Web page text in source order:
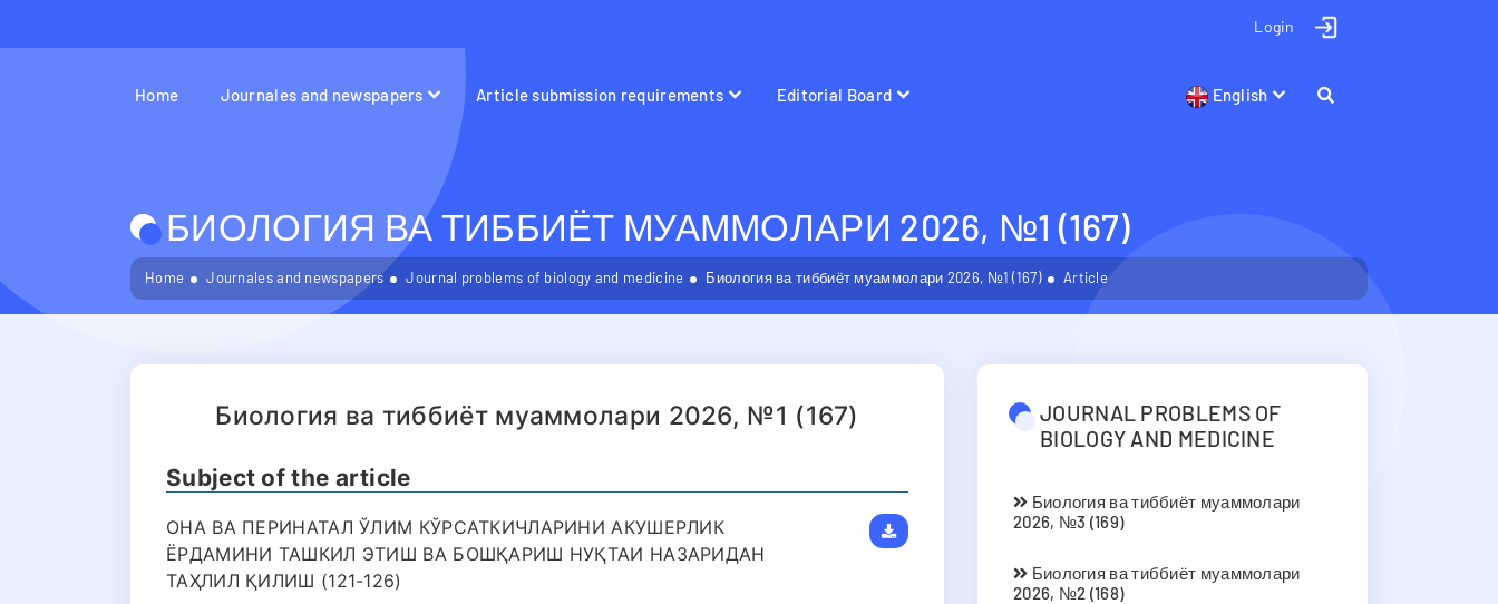
Login
Home Journales and newspapers Article submission requirements Editorial Board English
БИОЛОГИЯ ВА ТИББИЁТ МУАММОЛАРИ 2026, №1 (167)
Home Journales and newspapers Journal problems of biology and medicine Биология ва тиббиёт муаммолари 2026, №1 (167) Article
Биология ва тиббиёт муаммолари 2026, №1 (167)
Subject of the article
ОНА ВА ПЕРИНАТАЛ ЎЛИМ КЎРСАТКИЧЛАРИНИ АКУШЕРЛИК
ЁРДАМИНИ ТАШКИЛ ЭТИШ ВА БОШҚАРИШ НУҚТАИ НАЗАРИДАН
ТАҲЛИЛ ҚИЛИШ (121-126)
JOURNAL PROBLEMS OF
BIOLOGY AND MEDICINE
Биология ва тиббиёт муаммолари
2026, №3 (169)
Биология ва тиббиёт муаммолари
2026, №2 (168)